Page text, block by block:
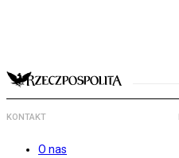
KONTAKT
O nas